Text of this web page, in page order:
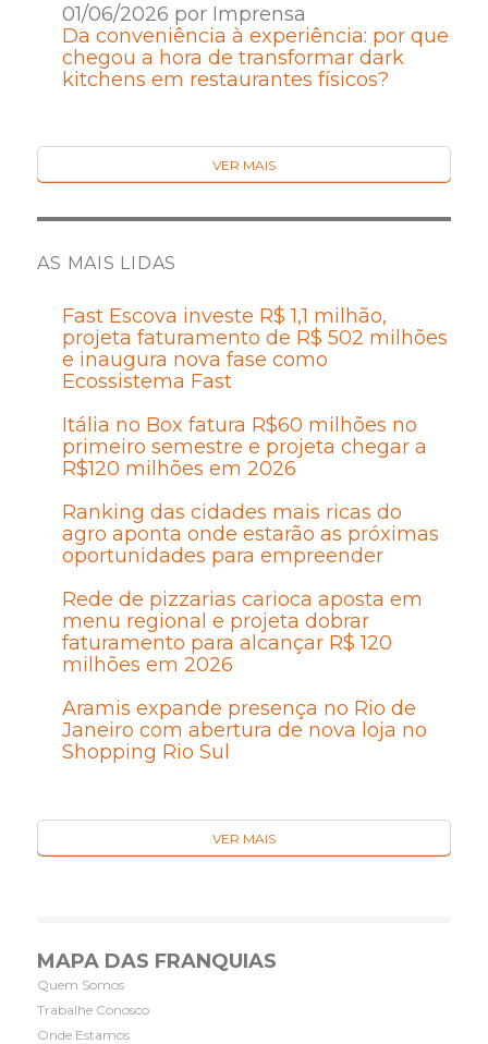
01/06/2026 por Imprensa
Da conveniência à experiência: por que
chegou a hora de transformar dark
kitchens em restaurantes físicos?
VER MAIS
AS MAIS LIDAS
Fast Escova investe R$ 1,1 milhão,
projeta faturamento de R$ 502 milhões
e inaugura nova fase como
Ecossistema Fast
Itália no Box fatura R$60 milhões no
primeiro semestre e projeta chegar a
R$120 milhões em 2026
Ranking das cidades mais ricas do
agro aponta onde estarão as próximas
oportunidades para empreender
Rede de pizzarias carioca aposta em
menu regional e projeta dobrar
faturamento para alcançar R$ 120
milhões em 2026
Aramis expande presença no Rio de
Janeiro com abertura de nova loja no
Shopping Rio Sul
VER MAIS
MAPA DAS FRANQUIAS
Quem Somos
Trabalhe Conosco
Onde Estamos